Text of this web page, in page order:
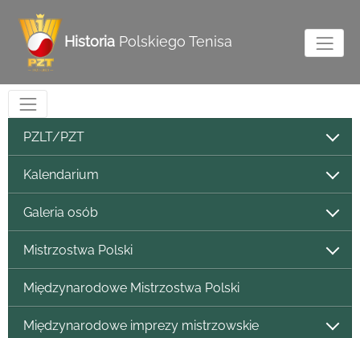
Historia Polskiego Tenisa
PZLT/PZT
Kalendarium
Galeria osób
Mistrzostwa Polski
Międzynarodowe Mistrzostwa Polski
Międzynarodowe imprezy mistrzowskie